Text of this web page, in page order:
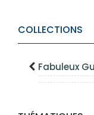
COLLECTIONS
Fabuleux